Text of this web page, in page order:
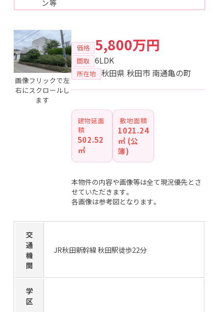
ン等
価格 5,800万円
間取 6LDK
所在地 秋田県 秋田市 南通亀の町
建物延面
積
502.52
㎡
敷地面積
1021.24
㎡ (公
簿)
本物件の内容や画像等は全て現況優先とさ
せていただきます。
各画像は参考図となります。
画像フリックで左
右にスクロールし
ます
交
通
機
関
JR秋田新幹線 秋田駅徒歩22分
学
区